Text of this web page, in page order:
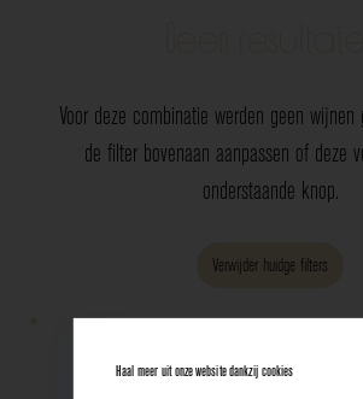
Voor deze combinatie werden geen wijnen
de filter bovenaan aanpassen of deze
onderstaande knop.
Verwijder huidge filters
Haal meer uit onze website dankzij cookies